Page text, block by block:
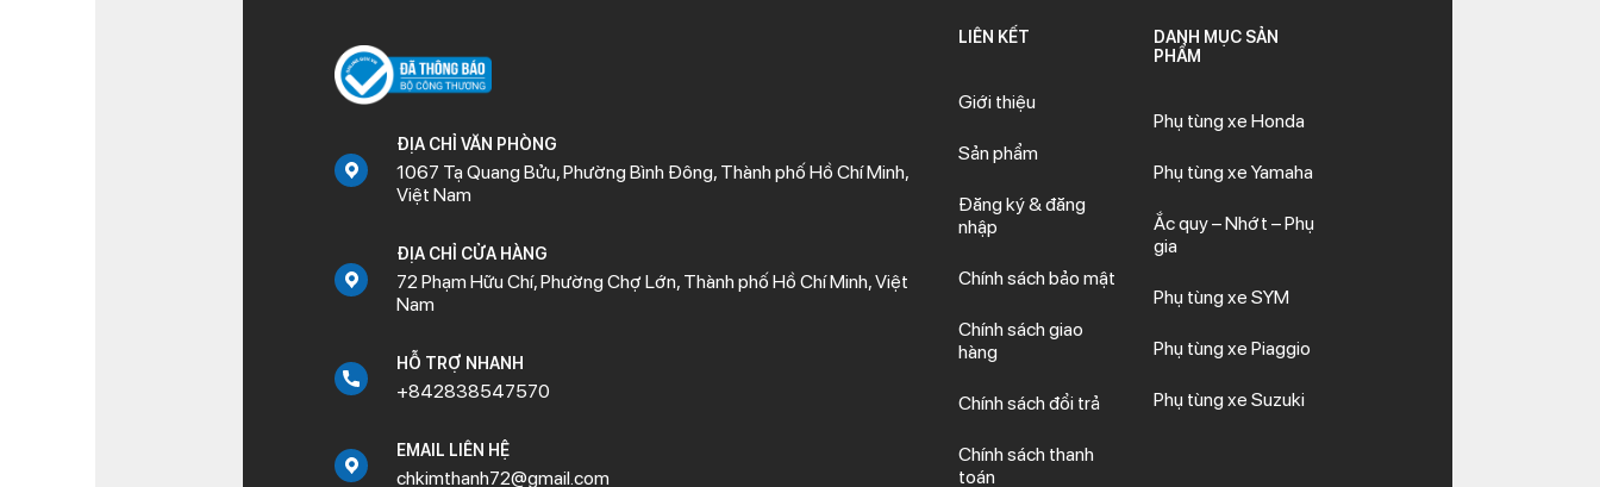
ĐỊA CHỈ VĂN PHÒNG
1067 Tạ Quang Bửu, Phường Bình Đông, Thành phố Hồ Chí Minh,
Việt Nam
ĐỊA CHỈ CỬA HÀNG
72 Phạm Hữu Chí, Phường Chợ Lớn, Thành phố Hồ Chí Minh, Việt
Nam
HỖ TRỢ NHANH
+842838547570
EMAIL LIÊN HỆ
chkimthanh72@gmail.com
LIÊN KẾT
Giới thiệu
Sản phẩm
Đăng ký & đăng
nhập
Chính sách bảo mật
Chính sách giao
hàng
Chính sách đổi trả
Chính sách thanh
toán
DANH MỤC SẢN
PHẨM
Phụ tùng xe Honda
Phụ tùng xe Yamaha
Ắc quy – Nhớt – Phụ
gia
Phụ tùng xe SYM
Phụ tùng xe Piaggio
Phụ tùng xe Suzuki